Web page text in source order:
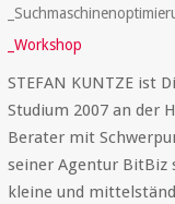
_Workshop
STEFAN KUNTZE ist
Studium 2007 an der
Berater mit
seiner Agentur BitBiz
kleine und